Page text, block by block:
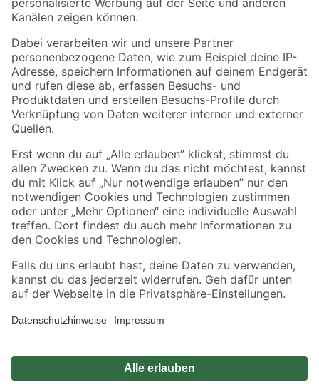
Zahlungsarten Versandarten
Sicher einkaufen
Jetzt die toom-App herunterladen
Alle Preisangaben in EUR inkl. gesetzl. MwSt.. Die dargestellten Angebote sind unter
Umständen nicht in allen Märkten verfügbar. Die angegebenen Verfügbarkeiten beziehen
sich auf den unter "Mein Markt" ausgewählten toom Baumarkt. Alle Angebote und
*Paketversand ab 59 € versandkostenfrei, gilt nicht für Artikel mit Speditionsversand, hier
fallen zusätzliche Versandkosten an.
Privatsphäre Impressum